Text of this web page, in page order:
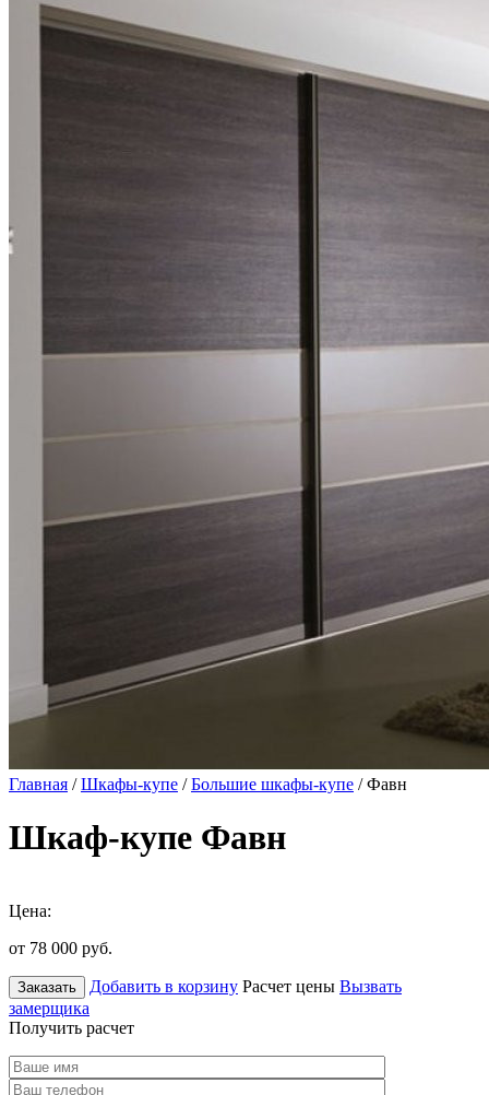
Главная /Шкафы-купе /Большие шкафы-купе / Фавн
Шкаф-купе Фавн
Цена:
от 78 000 руб.
Заказать Добавить в корзину Расчет цены Вызвать
замерщика
Получить расчет